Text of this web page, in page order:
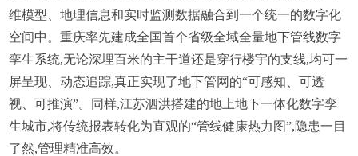
维模型、地理信息和实时监测数据融合到一个统一的数字化
空间中。重庆率先建成全国首个省级全域全量地下管线数字
孪生系统,无论深埋百米的主干道还是穿行楼宇的支线,均可一
屏呈现、动态追踪,真正实现了地下管网的“可感知、可透
视、可推演”。同样,江苏泗洪搭建的地上地下一体化数字孪
生城市,将传统报表转化为直观的“管线健康热力图”,隐患一目
了然,管理精准高效。